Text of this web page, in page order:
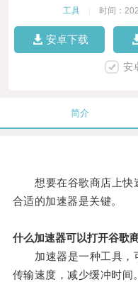
工具 时间：
安卓下载
安
简介
想要在谷歌商店上快
合适的加速器是关键。
什么加速器可以打开谷歌
加速器是一种工具，
传输速度，减少缓冲时间。